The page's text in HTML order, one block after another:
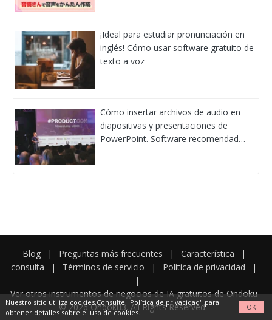
¡Ideal para estudiar pronunciación en
inglés! Cómo usar software gratuito de
texto a voz
Cómo insertar archivos de audio en
diapositivas y presentaciones de
PowerPoint. Software recomendad…
Blog | Preguntas más frecuentes | Característica
|
consulta
| Términos de servicio | Política de privacidad
|
|
Ver otros instrumentos de negocios de IA gratuitos de Ondoku
© 2026 Ondoku3. All Rights Reserved.
Nuestro sitio utiliza cookies.Consulte"Política de privacidad" para
obtener detalles sobre el uso de cookies.
OK